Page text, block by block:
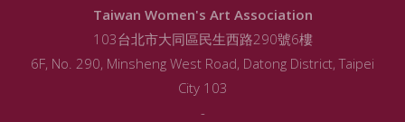
Taiwan Women's Art Association
103台北市大同區民生西路290號6樓
6F, No. 290, Minsheng West Road, Datong District, Taipei
City 103
-